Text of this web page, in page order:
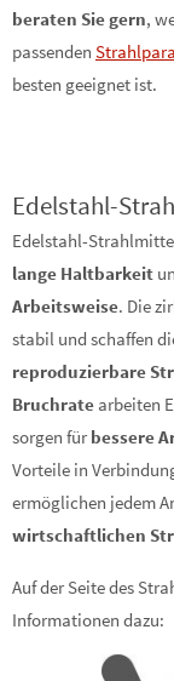
beraten Sie gern,
passenden
besten geeignet ist.
Edelstahl-
Edelstahl-
lange Haltbarkeit
Arbeitsweise. Die
stabil und schaffen
reproduzierbare
Bruchrate arbeiten
sorgen für bessere
Vorteile in
ermöglichen jedem
wirtschaftlichen
Auf der Seite des
Informationen dazu: